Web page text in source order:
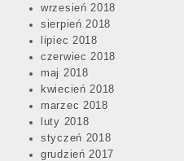
wrzesień 2018
sierpień 2018
lipiec 2018
czerwiec 2018
maj 2018
kwiecień 2018
marzec 2018
luty 2018
styczeń 2018
grudzień 2017